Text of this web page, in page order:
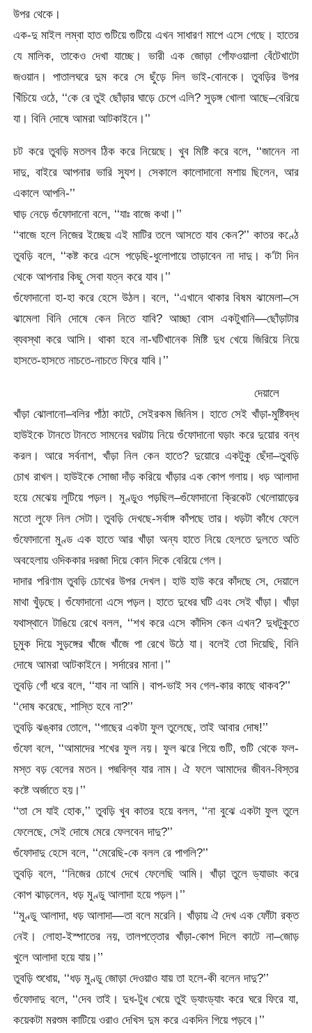
উপর থেকে।
এক-দু মাইল লম্বা হাত গুটিয়ে গুটিয়ে এখন সাধারণ মাপে এসে গেছে। হাতের
যে মালিক, তাকেও দেখা যাচ্ছে। ভারী এক জোড়া গোঁফওয়ালা বেঁটেখাটো
জওয়ান। পাতালঘরে দুম করে সে ছুঁড়ে দিল ভাই-বোনকে। তুবড়ির উপর
খিঁচিয়ে ওঠে, ‘‘কে রে তুই ছোঁড়ার ঘাড়ে চেপে এলি? সুড়ঙ্গ খোলা আছে–বেরিয়ে
যা। বিনি দোষে আমরা আটকাইনে।’’
চট করে তুবড়ি মতলব ঠিক করে নিয়েছে। খুব মিষ্টি করে বলে, ‘‘জানেন না
দাদু, বাইরে আপনার ভারি সুযশ। সেকালে কালোদানো মশায় ছিলেন, আর
একালে আপনি-’’
ঘাড় নেড়ে গুঁফোদানো বলে, ‘‘যাঃ বাজে কথা।’’
‘‘বাজে হলে নিজের ইচ্ছেয় এই মাটির তলে আসতে যাব কেন?’’ কাতর কণ্ঠে
তুবড়ি বলে, ‘‘কষ্ট করে এসে পড়েছি-ধুলোপায়ে তাড়াবেন না দাদু। ক’টা দিন
থেকে আপনার কিছু সেবা যত্ন করে যাব।’’
গুঁফোদানো হা-হা করে হেসে উঠল। বলে, ‘‘এখানে থাকার বিষম ঝামেলা–সে
ঝামেলা বিনি দোষে কেন নিতে যাবি? আচ্ছা বোস একটুখানি—ছোঁড়াটার
ব্যবস্থা করে আসি। থাকা হবে না-ঘটিখানেক মিষ্টি দুধ খেয়ে জিরিয়ে নিয়ে
হাসতে-হাসতে নাচতে-নাচতে ফিরে যাবি।’’
দেয়ালে
খাঁড়া ঝোলানো–বলির পাঁঠা কাটে, সেইরকম জিনিস। হাতে সেই খাঁড়া-মুষ্টিবদ্ধ
হাউইকে টানতে টানতে সামনের ঘরটায় নিয়ে গুঁফোদানো ঘড়াং করে দুয়োর বন্ধ
করল। আরে সর্বনাশ, খাঁড়া নিল কেন হাতে? দুয়োরে একটুকু ছেঁদা–তুবড়ি
চোখ রাখল। হাউইকে সোজা দাঁড় করিয়ে খাঁড়ার এক কোপ গলায়। ধড় আলাদা
হয়ে মেঝেয় লুটিয়ে পড়ল। মুণ্ডুও পড়ছিল–গুঁফোদানো ক্রিকেট খেলোয়াড়ের
মতো লুফে নিল সেটা। তুবড়ি দেখছে-সর্বাঙ্গ কাঁপছে তার। ধড়টা কাঁধে ফেলে
গুঁফোদানো মুণ্ড এক হাতে আর খাঁড়া অন্য হাতে নিয়ে হেলতে দুলতে অতি
অবহেলায় ওদিককার দরজা দিয়ে কোন দিকে বেরিয়ে গেল।
দাদার পরিণাম তুবড়ি চোখের উপর দেখল। হাউ হাউ করে কাঁদছে সে, দেয়ালে
মাথা খুঁড়ছে। গুঁফোদানো এসে পড়ল। হাতে দুধের ঘটি এবং সেই খাঁড়া। খাঁড়া
যথাস্থানে টাঙিয়ে রেখে বলল, ‘‘শখ করে এসে কাঁদিস কেন এখন? দুধটুকুতে
চুমুক দিয়ে সুড়ঙ্গের খাঁজে খাঁজে পা রেখে উঠে যা। বলেই তো দিয়েছি, বিনি
দোষে আমরা আটকাইনে। সর্দারের মানা।’’
তুবড়ি গোঁ ধরে বলে, ‘‘যাব না আমি। বাপ-ভাই সব গেল-কার কাছে থাকব?’’
‘‘দোষ করেছে, শাস্তি হবে না?’’
তুবড়ি ঝঙ্কার তোলে, ‘‘গাছের একটা ফুল তুলেছে, তাই আবার দোষ!’’
গুঁফো বলে, ‘‘আমাদের শখের ফুল নয়। ফুল ঝরে গিয়ে গুটি, গুটি থেকে ফল-
মস্ত বড় বেলের মতন। পদ্মবিল্ব যার নাম। ঐ ফলে আমাদের জীবন-বিস্তর
কষ্টে অর্জাতে হয়।’’
‘‘তা সে যাই হোক,’’ তুবড়ি খুব কাতর হয়ে বলল, ‘‘না বুঝে একটা ফুল তুলে
ফেলেছে, সেই দোষে মেরে ফেলবেন দাদু?’’
গুঁফোদাদু হেসে বলে, ‘‘মেরেছি-কে বলল রে পাগলি?’’
তুবড়ি বলে, ‘‘নিজের চোখে দেখে ফেলেছি আমি। খাঁড়া তুলে ড্যাডাং করে
কোপ ঝাড়লেন, ধড় মুণ্ডু আলাদা হয়ে পড়ল।’’
‘‘মুণ্ডু আলাদা, ধড় আলাদা—তা বলে মরেনি। খাঁড়ায় ঐ দেখ এক ফোঁটা রক্ত
নেই। লোহা-ইস্পাতের নয়, তালপত্তোর খাঁড়া-কোপ দিলে কাটে না–জোড়
খুলে আলাদা হয়ে যায়।’’
তুবড়ি শুধোয়, ‘‘ধড় মুণ্ডু জোড়া দেওয়াও যায় তা হলে-কী বলেন দাদু?’’
গুঁফোদাদু বলে, ‘‘দেব তাই। দুধ-টুধ খেয়ে তুই ড্যাংড্যাং করে ঘরে ফিরে যা,
কয়েকটা মরশুম কাটিয়ে ওরাও দেখিস দুম করে একদিন গিয়ে পড়বে।’’